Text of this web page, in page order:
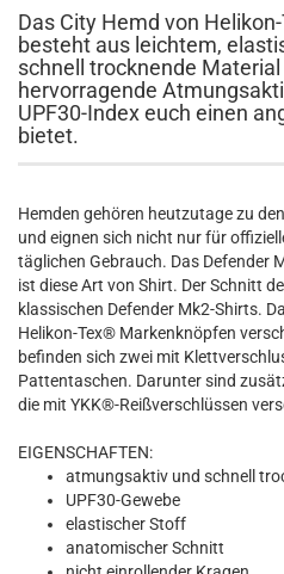
Das City Hemd von
besteht aus leichtem,
schnell trocknende
hervorragende
UPF30-Index euch einen
bietet.
Hemden gehören heutzutage zu
und eignen sich nicht nur für
täglichen Gebrauch. Das Defender
ist diese Art von Shirt. Der Schnitt
klassischen Defender Mk2-Shirts.
Helikon-Tex® Markenknöpfen
befinden sich zwei mit
Pattentaschen. Darunter sind
die mit YKK®-Reißverschlüssen
EIGENSCHAFTEN:
atmungsaktiv und schnell
UPF30-Gewebe
elastischer Stoff
anatomischer Schnitt